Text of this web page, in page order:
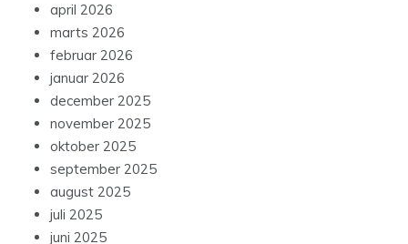
april 2026
marts 2026
februar 2026
januar 2026
december 2025
november 2025
oktober 2025
september 2025
august 2025
juli 2025
juni 2025